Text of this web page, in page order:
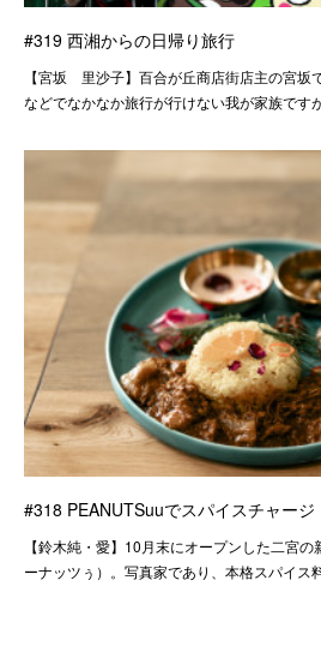
#319 西湘からの日帰り旅行
【宮坂 里沙子】百合が丘商店街店主の宮坂
などでなかなか旅行が行けない我が家族で
#318 PEANUTSuuでスパイスチャージ
【鈴木純・愛】10月末にオープンした二宮
ーナッツぅ）。写真家であり、本格スパイ